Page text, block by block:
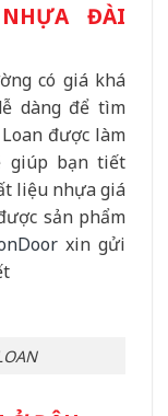
ĐÀI
có giá khá
dàng để tìm
được làm
giúp bạn tiết
liệu nhựa giá
sản phẩm
xin gửi